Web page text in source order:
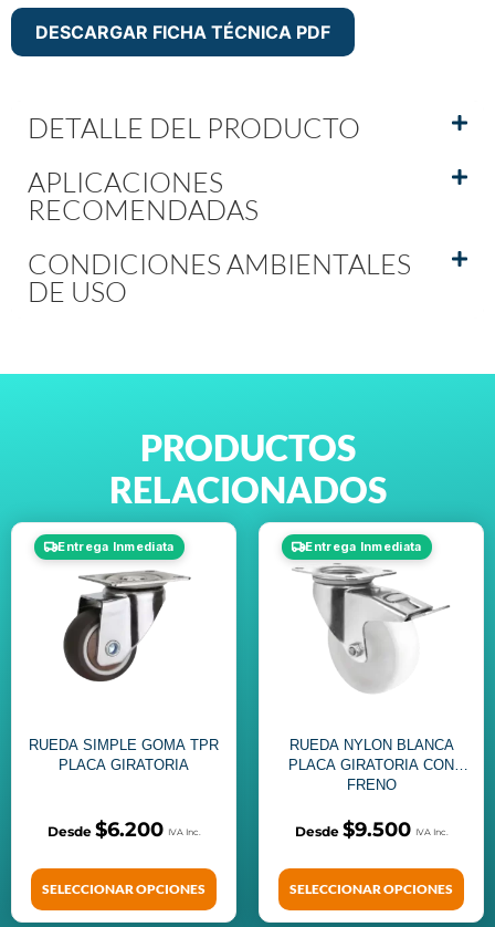
DESCARGAR FICHA TÉCNICA PDF
DETALLE DEL PRODUCTO
APLICACIONES
RECOMENDADAS
CONDICIONES AMBIENTALES
DE USO
PRODUCTOS
RELACIONADOS
Entrega Inmediata
RUEDA SIMPLE GOMA TPR
PLACA GIRATORIA
$6.200
SELECCIONAR OPCIONES
Entrega Inmediata
RUEDA NYLON BLANCA
PLACA GIRATORIA CON
FRENO
$9.500
SELECCIONAR OPCIONES